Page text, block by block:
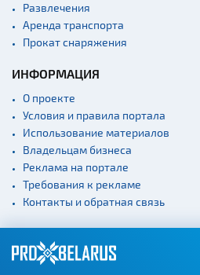
Развлечения
Аренда транспорта
Прокат снаряжения
ИНФОРМАЦИЯ
О проекте
Условия и правила портала
Использование материалов
Владельцам бизнеса
Реклама на портале
Требования к рекламе
Контакты и обратная связь